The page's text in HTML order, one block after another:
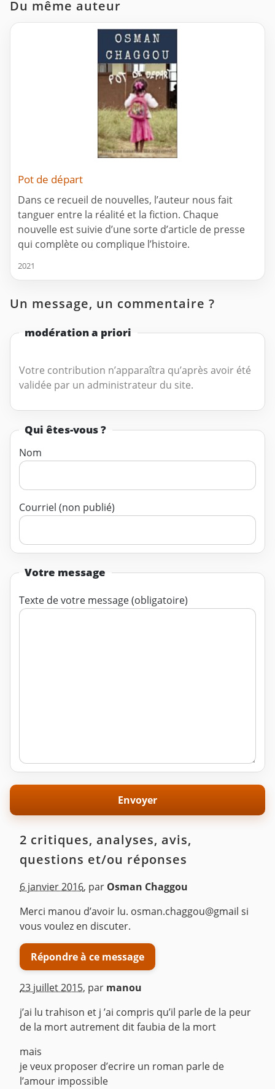
Du même auteur
Pot de départ
Dans ce recueil de nouvelles, l’auteur nous fait
tanguer entre la réalité et la fiction. Chaque
nouvelle est suivie d’une sorte d’article de presse
qui complète ou complique l’histoire.
2021
Un message, un commentaire ?
modération a priori
Votre contribution n’apparaîtra qu’après avoir été
validée par un administrateur du site.
Qui êtes-vous ?
Nom
Courriel (non publié)
Votre message
Texte de votre message (obligatoire)
2 critiques, analyses, avis,
questions et/ou réponses
6 janvier 2016, par Osman Chaggou
Merci manou d’avoir lu. osman.chaggou@gmail si
vous voulez en discuter.
Répondre à ce message
23 juillet 2015, par manou
j’ai lu trahison et j ’ai compris qu’il parle de la peur
de la mort autrement dit faubia de la mort
mais
je veux proposer d’ecrire un roman parle de
l’amour impossible